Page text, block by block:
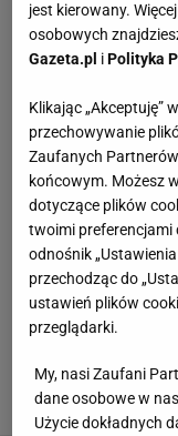
jest kierowany.
osobowych
Gazeta.pl iPolityka
Klikając „Akceptuję”
przechowywanie
Zaufanych
końcowym. Możesz
dotyczące plików
twoimi
odnośnik
przechodząc do
ustawień plików
przeglądarki.
My, nasi Zaufani
dane osobowe w
Użycie dokładnych